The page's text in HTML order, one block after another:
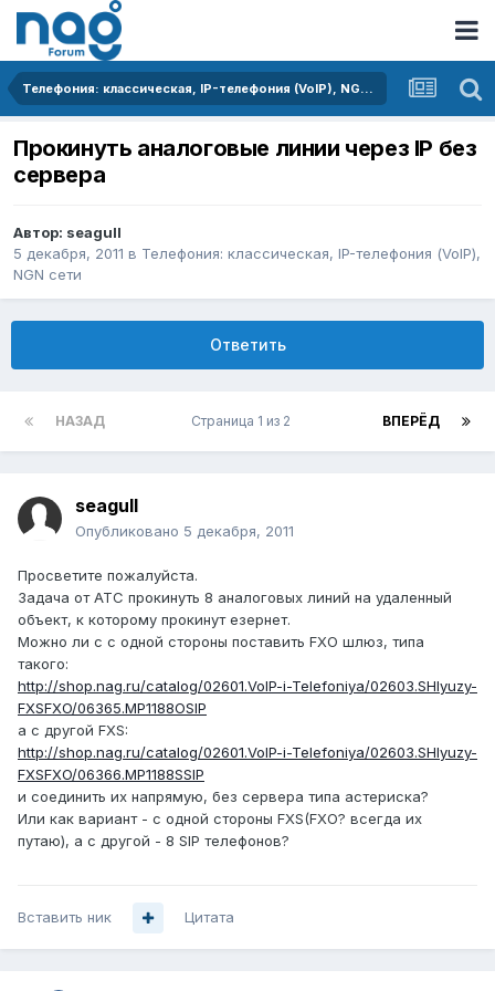
Телефония: классическая, IP-телефония (VoIP), NGN сети
Прокинуть аналоговые линии через IP без
сервера
Автор: seagull
5 декабря, 2011 в Телефония: классическая, IP-телефония (VoIP),
NGN сети
Ответить
НАЗАД ВПЕРЁД
Страница 1 из 2
seagull
Опубликовано 5 декабря, 2011
Просветите пожалуйста.
Задача от АТС прокинуть 8 аналоговых линий на удаленный
объект, к которому прокинут езернет.
Можно ли c с одной стороны поставить FXO шлюз, типа
такого:
http://shop.nag.ru/catalog/02601.VoIP-i-Telefoniya/02603.SHlyuzy-
FXSFXO/06365.MP1188OSIP
а с другой FXS:
http://shop.nag.ru/catalog/02601.VoIP-i-Telefoniya/02603.SHlyuzy-
FXSFXO/06366.MP1188SSIP
и соединить их напрямую, без сервера типа астериска?
Или как вариант - с одной стороны FXS(FXO? всегда их
путаю), а с другой - 8 SIP телефонов?
Вставить ник Цитата